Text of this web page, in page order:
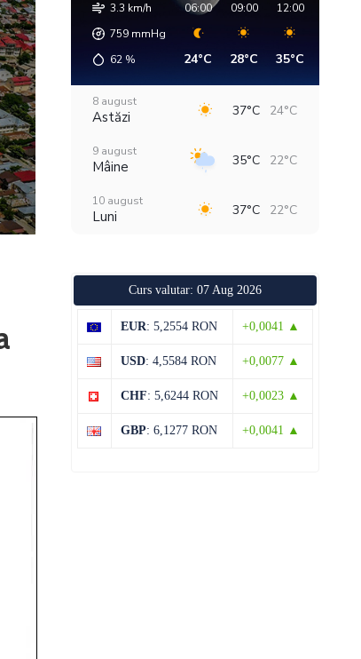
3.3 km/h
759 mmHg
62 %
06:00
24°C
09:00
28°C
12:00
35°C
8 august
Astăzi 37°C 24°C
9 august
Mâine 35°C 22°C
10 august
Luni 37°C 22°C
38°C 22°C
Joi 37°C 21°C
14 august
Curs valutar: 07 Aug 2026
EUR: 5,2554 RON +0,0041 ▲
USD: 4,5584 RON +0,0077 ▲
CHF: 5,6244 RON +0,0023 ▲
GBP: 6,1277 RON +0,0041 ▲